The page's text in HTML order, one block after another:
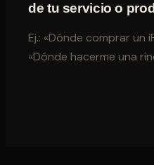
de tu servicio o
Ej.: «Dónde comprar un
«Dónde hacerme una